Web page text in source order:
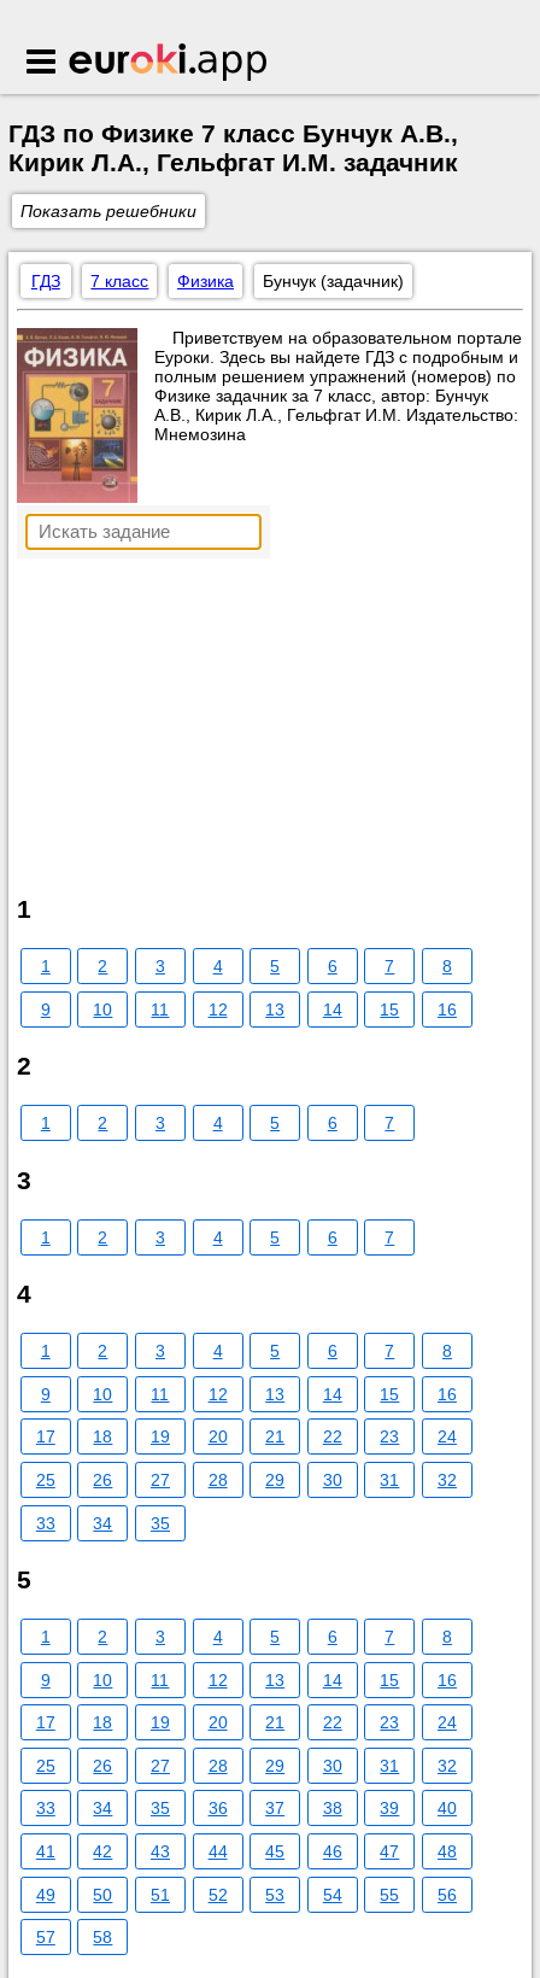
Euroki.app
ГДЗ по Физике 7 класс Бунчук А.В.,
Кирик Л.А., Гельфгат И.М. задачник
Показать решебники
ГДЗ 7 класс Физика Бунчук (задачник)
Приветствуем на образовательном портале
Еуроки. Здесь вы найдете ГДЗ с подробным и
полным решением упражнений (номеров) по
Физике задачник за 7 класс, автор: Бунчук
А.В., Кирик Л.А., Гельфгат И.М. Издательство:
Мнемозина
1
1 2 3 4 5 6 7 8
9 10 11 12 13 14 15 16
2
1 2 3 4 5 6 7
3
1 2 3 4 5 6 7
4
1 2 3 4 5 6 7 8
9 10 11 12 13 14 15 16
17 18 19 20 21 22 23 24
25 26 27 28 29 30 31 32
33 34 35
5
1 2 3 4 5 6 7 8
9 10 11 12 13 14 15 16
17 18 19 20 21 22 23 24
25 26 27 28 29 30 31 32
33 34 35 36 37 38 39 40
41 42 43 44 45 46 47 48
49 50 51 52 53 54 55 56
57 58